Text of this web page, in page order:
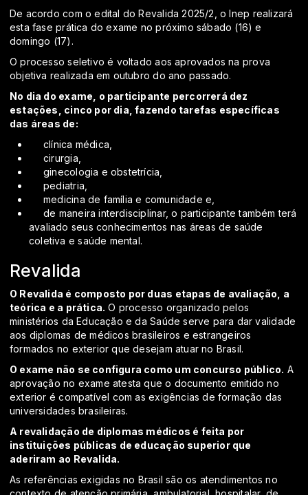
De acordo com oedital do Revalida 2025/2 , o Inep realizará
esta fase prática do exame no próximo sábado (16) e
domingo (17).
O processo seletivo é voltado aos aprovados na prova
objetiva realizada em outubro do ano passado.
No dia do exame, o participante percorrerá dez
estações, cinco por dia, fazendo tarefas específicas
das áreas de:
clínica médica,
cirurgia,
ginecologia e obstetrícia,
pediatria,
medicina de família e comunidade e,
de maneira interdisciplinar, o participante também terá
avaliado seus conhecimentos nas áreas de saúde
coletiva e saúde mental.
Revalida
O Revalida é composto por duas etapas de avaliação, a
teórica e a prática. O processo organizado pelos
ministérios da Educação e da Saúde serve para dar validade
aos diplomas de médicos brasileiros e estrangeiros
formados no exterior que desejam atuar no Brasil.
O exame não se configura como um concurso público. A
aprovação no exame atesta que o documento emitido no
exterior é compatível com as exigências de formação das
universidades brasileiras.
A revalidação de diplomas médicos é feita por
instituições públicas de educação superior que
aderiram ao Revalida.
As referências exigidas no Brasil são os atendimentos no